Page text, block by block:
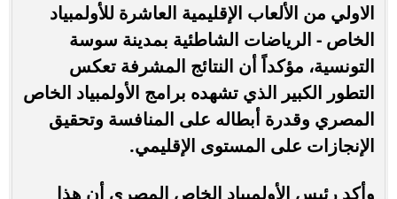
الاولي من الألعاب الإقليمية العاشرة للأولمبياد
الخاص - الرياضات الشاطئية بمدينة سوسة
التونسية، مؤكداً أن النتائج المشرفة تعكس
التطور الكبير الذي تشهده برامج الأولمبياد الخاص
المصري وقدرة أبطاله على المنافسة وتحقيق
الإنجازات على المستوى الإقليمي.
وأكد رئيس الأولمبياد الخاص المصري أن هذا